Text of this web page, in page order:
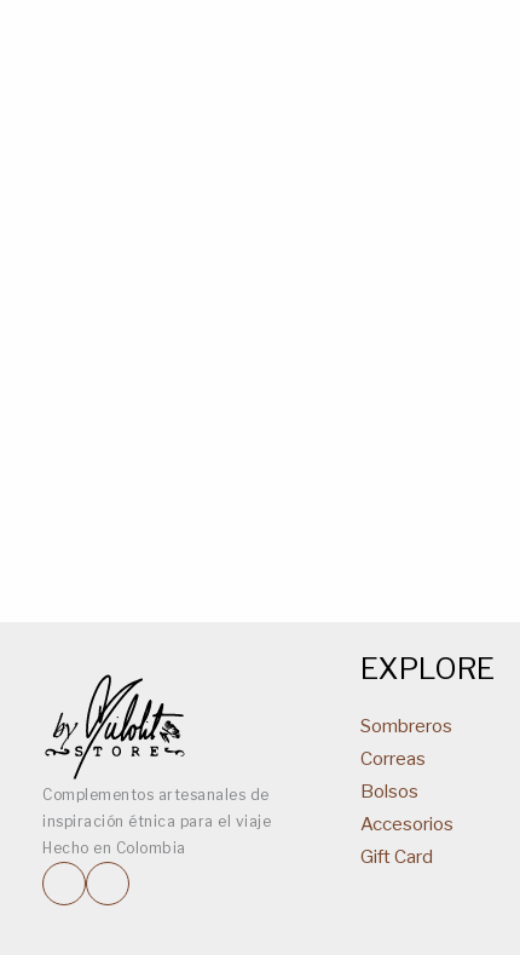
Complementos artesanales de
inspiración étnica para el viaje
Hecho en Colombia
EXPLORE
Sombreros
Correas
Bolsos
Accesorios
Gift Card